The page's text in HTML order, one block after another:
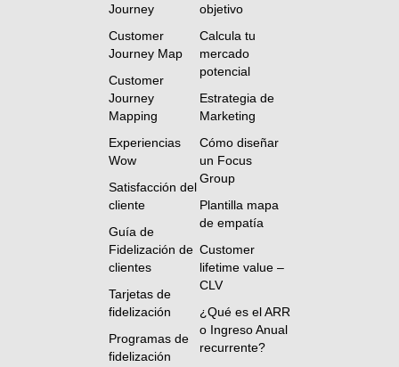
Journey
Customer
Journey Map
Customer
Journey
Mapping
Experiencias
Wow
Satisfacción del
cliente
Guía de
Fidelización de
clientes
Tarjetas de
fidelización
Programas de
fidelización
objetivo
Calcula tu
mercado
potencial
Estrategia de
Marketing
Cómo diseñar
un Focus
Group
Plantilla mapa
de empatía
Customer
lifetime value –
CLV
¿Qué es el ARR
o Ingreso Anual
recurrente?